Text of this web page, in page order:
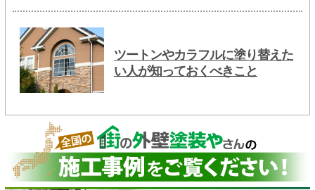
ツートンやカラフルに塗り替えた
い人が知っておくべきこと